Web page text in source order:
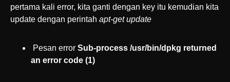
pertama kali error, kita ganti dengan key itu kemudian kita
update dengan perintah apt-get update
Pesan error Sub-process /usr/bin/dpkg returned
an error code (1)